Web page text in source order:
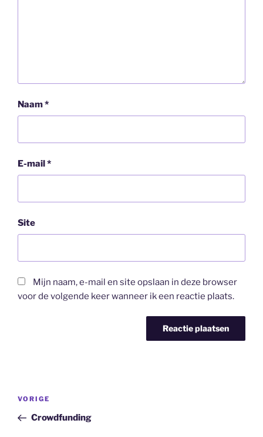
Naam*
E-mail*
Site
Mijn naam, e-mail en site opslaan in deze browser
voor de volgende keer wanneer ik een reactie plaats.
Bericht
Vorig
bericht
VORIGE
Crowdfunding